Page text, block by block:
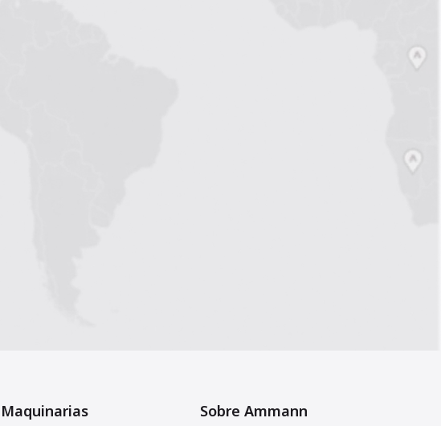
Maquinarias Sobre Ammann